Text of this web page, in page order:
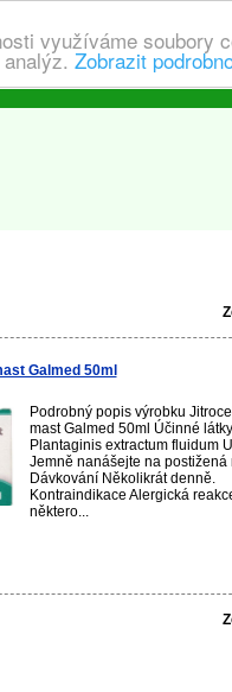
využíváme soubory
Zobrazit
Galmed 50ml
Podrobný popis výrobku
mast Galmed 50ml Účinné látky
Plantaginis extractum fluidum
Jemně nanášejte na postižená
Dávkování Několikrát denně.
Kontraindikace Alergická
některo...